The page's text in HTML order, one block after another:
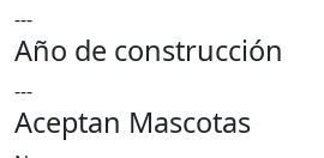
---
Año de construcción
---
Aceptan Mascotas